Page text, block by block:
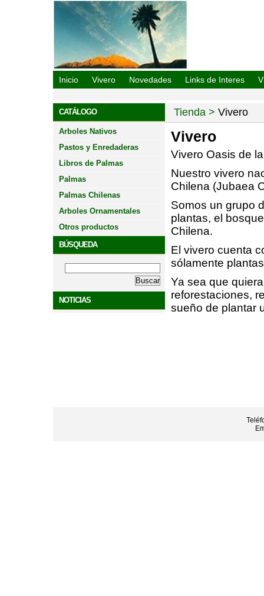
Vivero Oasis De La Campana
Inicio Vivero Novedades Links de Interes
CATÁLOGO
Arboles Nativos
Pastos y Enredaderas
Libros de Palmas
Palmas
Palmas Chilenas
Arboles Ornamentales
Otros productos
BÚSQUEDA
NOTICIAS
Tienda Vivero
Vivero
Vivero Oasis de
Nuestro vivero
Chilena (Jubaea
Somos un grupo
plantas, el
Chilena.
El vivero cuenta
sólamente
Ya sea que
reforestaciones,
sueño de plantar